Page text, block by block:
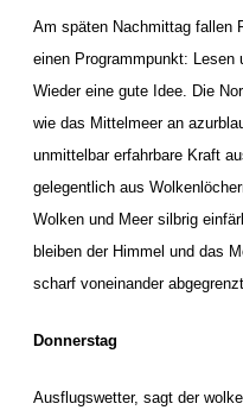
Am späten Nachmittag fallen
einen Programmpunkt: Lesen
Wieder eine gute Idee. Die
wie das Mittelmeer an
unmittelbar erfahrbare Kraft
gelegentlich aus
Wolken und Meer silbrig
bleiben der Himmel und das
scharf voneinander
Donnerstag
Ausflugswetter, sagt der